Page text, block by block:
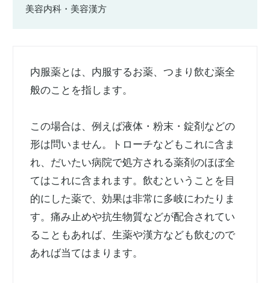
美容内科・美容漢方
内服薬とは、内服するお薬、つまり飲む薬全
般のことを指します。
この場合は、例えば液体・粉末・錠剤などの
形は問いません。トローチなどもこれに含ま
れ、だいたい病院で処方される薬剤のほぼ全
てはこれに含まれます。飲むということを目
的にした薬で、効果は非常に多岐にわたりま
す。痛み止めや抗生物質などが配合されてい
ることもあれば、生薬や漢方なども飲むので
あれば当てはまります。